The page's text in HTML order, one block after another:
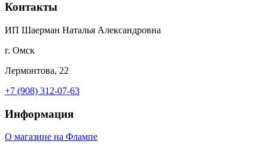
Контакты
ИП Шаерман Наталья Александровна
г. Омск
Лермонтова, 22
+7 (908) 312-07-63
Информация
О магазине на Флампе